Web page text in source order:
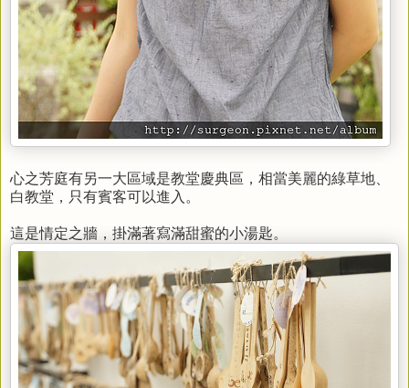
心之芳庭有另一大區域是教堂慶典區，相當美麗的綠草地、
白教堂，只有賓客可以進入。
這是情定之牆，掛滿著寫滿甜蜜的小湯匙。